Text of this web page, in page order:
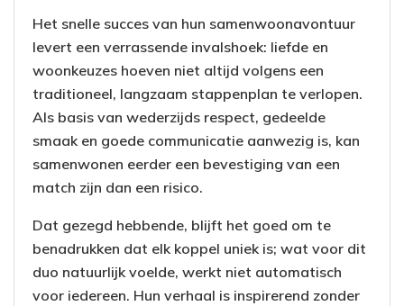
Het snelle succes van hun samenwoonavontuur
levert een verrassende invalshoek: liefde en
woonkeuzes hoeven niet altijd volgens een
traditioneel, langzaam stappenplan te verlopen.
Als basis van wederzijds respect, gedeelde
smaak en goede communicatie aanwezig is, kan
samenwonen eerder een bevestiging van een
match zijn dan een risico.
Dat gezegd hebbende, blijft het goed om te
benadrukken dat elk koppel uniek is; wat voor dit
duo natuurlijk voelde, werkt niet automatisch
voor iedereen. Hun verhaal is inspirerend zonder